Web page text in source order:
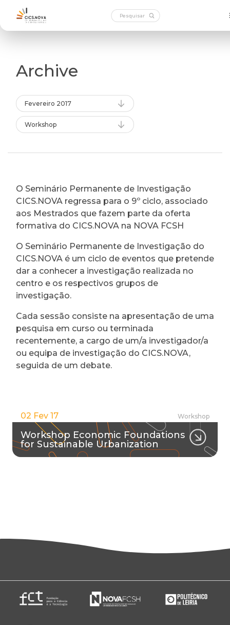
Archive
Fevereiro 2017
Workshop
O Seminário Permanente de Investigação
CICS.NOVA regressa para o 9º ciclo, associado
aos Mestrados que fazem parte da oferta
formativa do CICS.NOVA na NOVA FCSH
O Seminário Permanente de Investigação do
CICS.NOVA é um ciclo de eventos que pretende
dar a conhecer a investigação realizada no
centro e os respectivos grupos de
investigação.
Cada sessão consiste na apresentação de uma
pesquisa em curso ou terminada
recentemente, a cargo de um/a investigador/a
ou equipa de investigação do CICS.NOVA,
seguida de um debate.
02 Fev 17 Workshop
Workshop Economic Foundations
for Sustainable Urbanization